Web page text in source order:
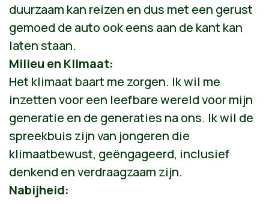
duurzaam kan reizen en dus met een gerust
gemoed de auto ook eens aan de kant kan
laten staan.
Milieu en Klimaat:
Het klimaat baart me zorgen. Ik wil me
inzetten voor een leefbare wereld voor mijn
generatie en de generaties na ons. Ik wil de
spreekbuis zijn van jongeren die
klimaatbewust, geëngageerd, inclusief
denkend en verdraagzaam zijn.
Nabijheid: